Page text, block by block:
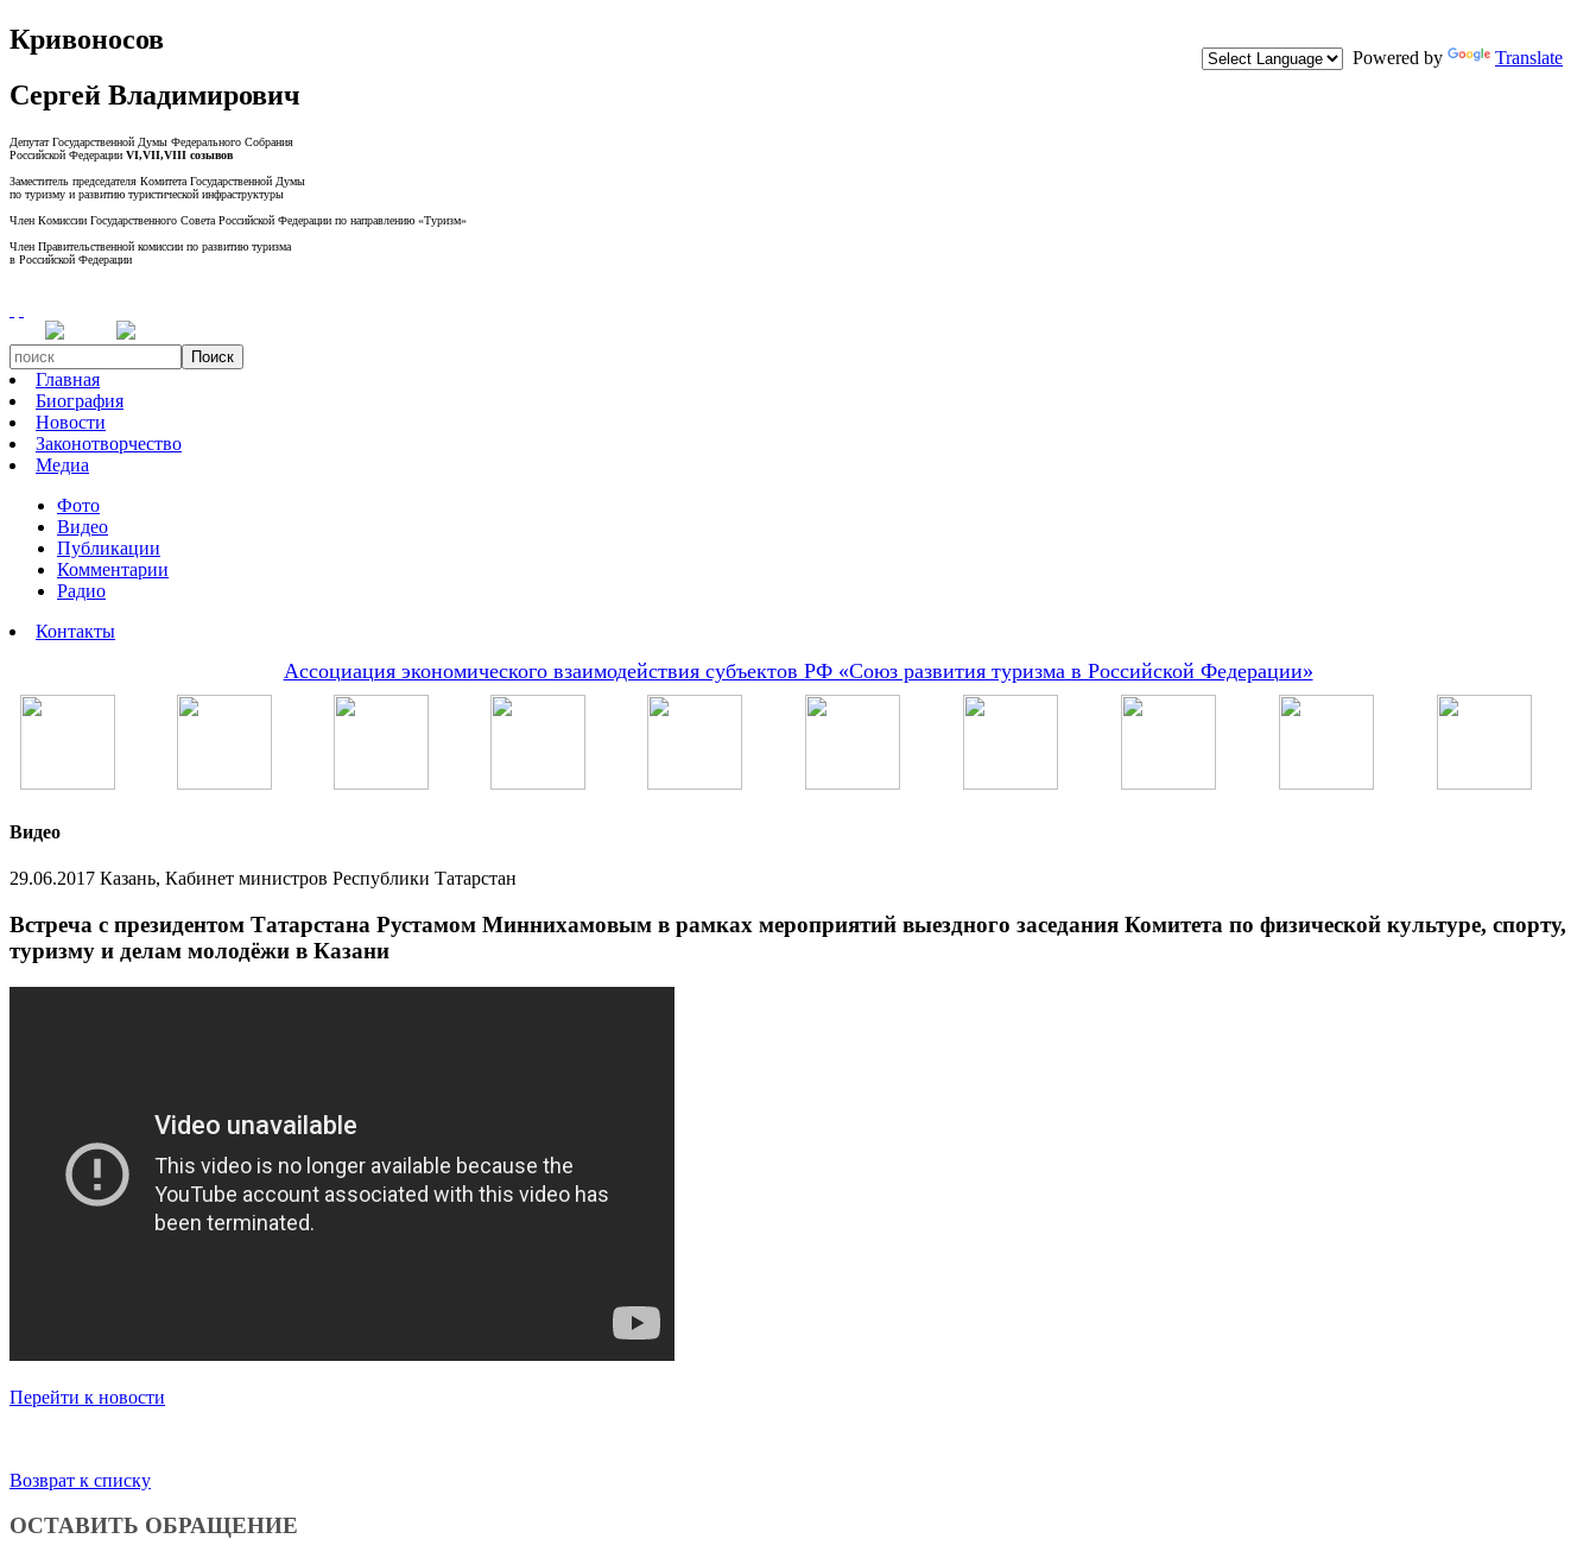
Powered by Translate
Кривоносов
Сергей Владимирович
Депутат Государственной Думы Федерального Собрания
Российской Федерации VI,VII,VIII созывов
Заместитель председателя Комитета Государственной Думы
по туризму и развитию туристической инфраструктуры
Член Комиссии Государственного Совета Российской Федерации по направлению «Туризм»
Член Правительственной комиссии по развитию туризма
в Российской Федерации
Поиск
Главная
Биография
Новости
Законотворчество
Медиа
Фото
Видео
Публикации
Комментарии
Радио
Контакты
Ассоциация экономического взаимодействия субъектов РФ «Союз развития туризма в Российской Федерации»
Видео
29.06.2017 Казань, Кабинет министров Республики Татарстан
Встреча с президентом Татарстана Рустамом Миннихамовым в рамках мероприятий выездного заседания Комитета по физической культуре, спорту,
туризму и делам молодёжи в Казани
Перейти к новости
Возврат к списку
ОСТАВИТЬ ОБРАЩЕНИЕ